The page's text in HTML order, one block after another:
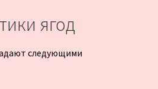
ягод
следующими